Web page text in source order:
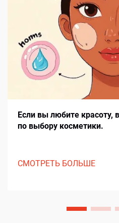
Если вы любите красоту,
по выбору косметики.
СМОТРЕТЬ БОЛЬШЕ